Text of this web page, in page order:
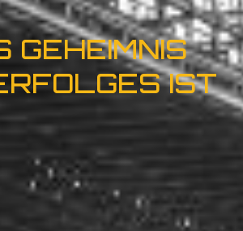
GEHEIMNIS
IST